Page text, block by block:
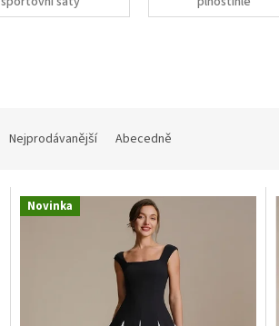
Nejprodávanější Abecedně
Novinka